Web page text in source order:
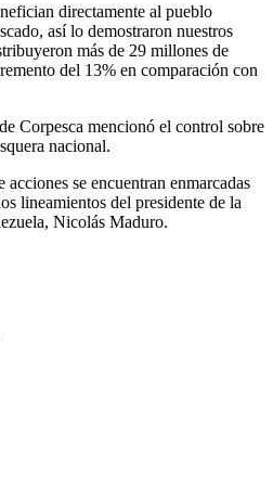
directamente al pueblo
así lo demostraron nuestros
más de 29 millones de
del 13% en comparación con
Corpesca mencionó el control sobre
nacional.
acciones se encuentran enmarcadas
lineamientos del presidente de la
Nicolás Maduro.